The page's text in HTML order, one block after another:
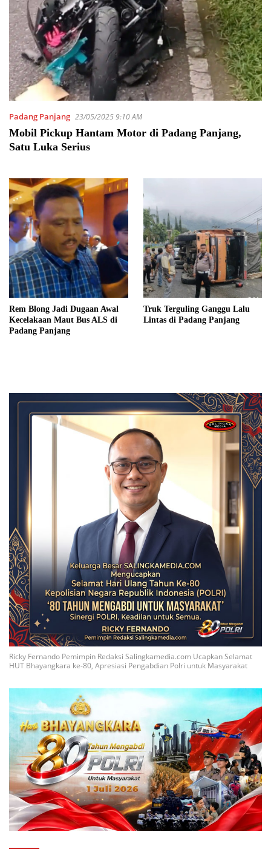
Padang Panjang 23/05/2025 9:10 AM
Mobil Pickup Hantam Motor di Padang Panjang,
Satu Luka Serius
Rem Blong Jadi Dugaan Awal
Kecelakaan Maut Bus ALS di
Padang Panjang
Truk Terguling Ganggu Lalu
Lintas di Padang Panjang
Ricky Fernando Pemimpin Redaksi Salingkamedia.com Ucapkan Selamat
HUT Bhayangkara ke-80, Apresiasi Pengabdian Polri untuk Masyarakat